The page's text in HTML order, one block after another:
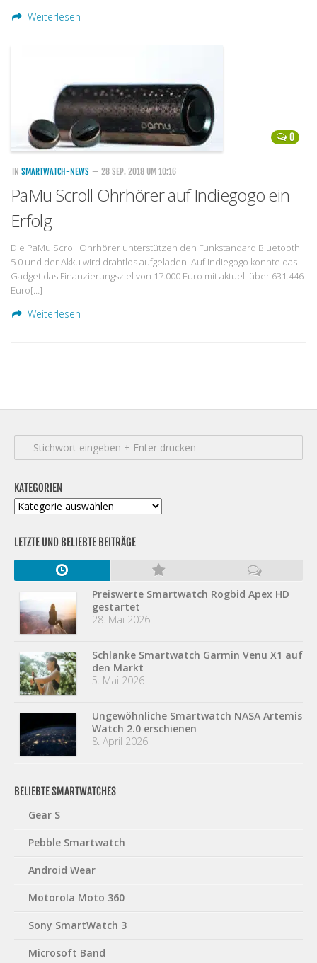
Mobilfunk-Vergleichsrechner
Weiterlesen
0
IN SMARTWATCH-NEWS — 28 SEP. 2018 UM 10:16
PaMu Scroll Ohrhörer auf Indiegogo ein
Erfolg
Die PaMu Scroll Ohrhörer unterstützen den Funkstandard Bluetooth
5.0 und der Akku wird drahtlos aufgeladen. Auf Indiegogo konnte das
Gadget das Finanzierungsziel von 17.000 Euro mit aktuell über 631.446
Euro[…]
Weiterlesen
KATEGORIEN
Kategorien
LETZTE UND BELIEBTE BEITRÄGE
Preiswerte Smartwatch Rogbid Apex HD
gestartet
28. Mai 2026
Schlanke Smartwatch Garmin Venu X1 auf
den Markt
5. Mai 2026
Ungewöhnliche Smartwatch NASA Artemis
Watch 2.0 erschienen
8. April 2026
BELIEBTE SMARTWATCHES
Gear S
Pebble Smartwatch
Android Wear
Motorola Moto 360
Sony SmartWatch 3
Microsoft Band